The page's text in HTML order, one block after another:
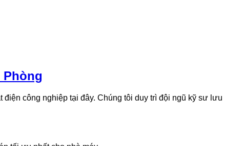
Phòng
điện công nghiệp tại đây. Chúng tôi duy trì đội ngũ kỹ sư lưu